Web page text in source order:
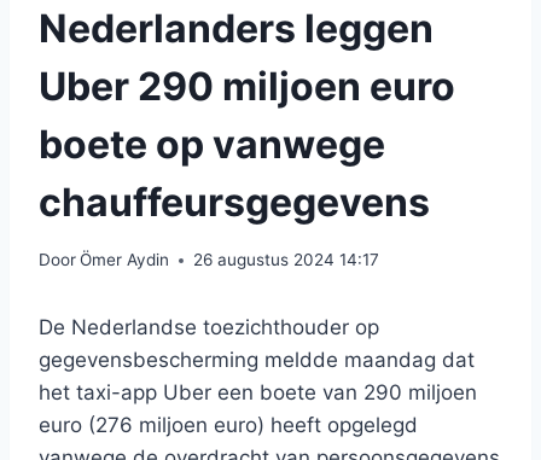
Nederlanders leggen
Uber 290 miljoen euro
boete op vanwege
chauffeursgegevens
DoorÖmer Aydin 26 augustus 2024 14:17
De Nederlandse toezichthouder op
gegevensbescherming meldde maandag dat
het taxi-app Uber een boete van 290 miljoen
euro (276 miljoen euro) heeft opgelegd